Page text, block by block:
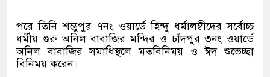
পরে তিনি শম্ভুপুর ৭নং ওয়ার্ডে হিন্দু ধর্মালম্বীদের সর্বোচ্চ
ধর্মীয় গুরু অনিল বাবাজির মন্দির ও চাঁদপুর ৩নং ওয়ার্ডে
অনিল বাবাজির সমাধিস্থলে মতবিনিময় ও ঈদ শুভেচ্ছা
বিনিময় করেন।